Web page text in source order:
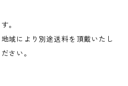
。
域により別途送料を頂戴いたし
さい。